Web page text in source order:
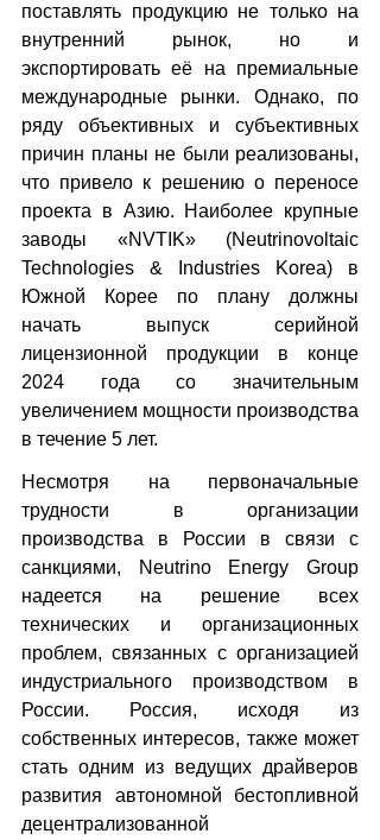
поставлять продукцию не только на
внутренний рынок, но и
экспортировать её на премиальные
международные рынки. Однако, по
ряду объективных и субъективных
причин планы не были реализованы,
что привело к решению о переносе
проекта в Азию. Наиболее крупные
заводы «NVTIK» (Neutrinovoltaic
Technologies & Industries Korea) в
Южной Корее по плану должны
начать выпуск серийной
лицензионной продукции в конце
2024 года со значительным
увеличением мощности производства
в течение 5 лет.
Несмотря на первоначальные
трудности в организации
производства в России в связи с
санкциями, Neutrino Energy Group
надеется на решение всех
технических и организационных
проблем, связанных с организацией
индустриального производством в
России. Россия, исходя из
собственных интересов, также может
стать одним из ведущих драйверов
развития автономной бестопливной
децентрализованной